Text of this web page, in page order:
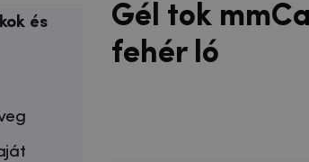
és
Gél tok
fehér ló